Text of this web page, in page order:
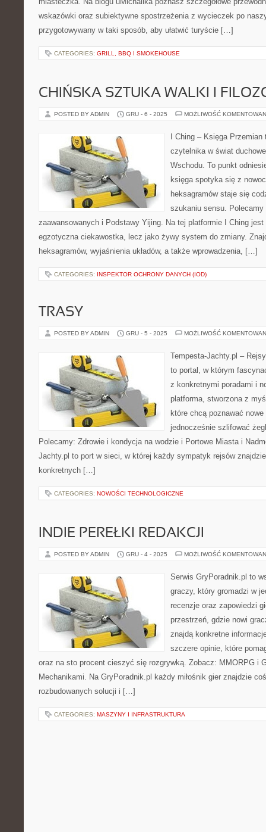
wskazówki oraz subiektywne spostrzeżenia z wycieczek po
przygotowywany w taki sposób, aby ułatwić turyście […]
CATEGORIES: GRILL, BBQ I SMOKEHOUSE
CHIŃSKA SZTUKA WALKI I
POSTED BY ADMIN GRU - 6 - 2025 MOŻLIWOŚĆ
I Ching – Księga
czytelnika w świat
Wschodu. To punkt
księga spotyka się z
heksagramów staje się
szukaniu sensu. Polecamy
zaawansowanych i Podstawy Yijing. Na tej platformie I Ching
egzotyczna ciekawostka, lecz jako żywy system do zmiany.
heksagramów, wyjaśnienia układów, a także wprowadzenia, […]
CATEGORIES: INSPEKTOR OCHRONY DANYCH (IOD)
TRASY
POSTED BY ADMIN GRU - 5 - 2025 MOŻLIWOŚĆ
Tempesta-Jachty.pl –
to portal, w którym
z konkretnymi poradami i
platforma, stworzona z
które chcą poznawać
jednocześnie szlifować
Polecamy: Zdrowie i kondycja na wodzie i Portowe Miasta i
Jachty.pl to port w sieci, w której każdy sympatyk rejsów
konkretnych […]
CATEGORIES: NOWOŚCI TECHNOLOGICZNE
INDIE PEREŁKI REDAKCJI
POSTED BY ADMIN GRU - 4 - 2025 MOŻLIWOŚĆ
Serwis GryPoradnik.pl to
graczy, który gromadzi w
recenzje oraz zapowiedzi
przestrzeń, gdzie nowi
znajdą konkretne
szczere opinie, które
oraz na sto procent cieszyć się rozgrywką. Zobacz: MMORPG i
Mechanikami. Na GryPoradnik.pl każdy miłośnik gier znajdzie
rozbudowanych solucji i […]
CATEGORIES: MASZYNY I INFRASTRUKTURA